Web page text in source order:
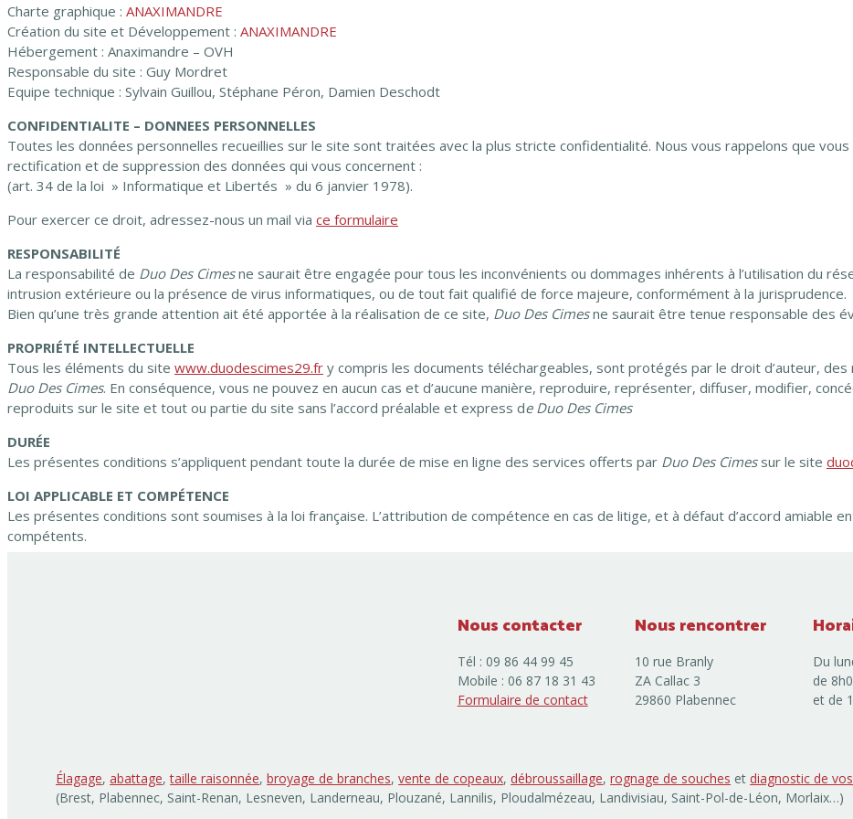
Charte graphique : ANAXIMANDRE
Création du site et Développement : ANAXIMANDRE
Hébergement : Anaximandre – OVH
Responsable du site : Guy Mordret
Equipe technique : Sylvain Guillou, Stéphane Péron, Damien Deschodt
CONFIDENTIALITE – DONNEES PERSONNELLES
Toutes les données personnelles recueillies sur le site sont traitées avec la plus stricte confidentialité. Nous vous rappelons que vous
rectification et de suppression des données qui vous concernent :
(art. 34 de la loi » Informatique et Libertés » du 6 janvier 1978).
Pour exercer ce droit, adressez-nous un mail via ce formulaire
RESPONSABILITÉ
La responsabilité de Duo Des Cimesne saurait être engagée pour tous les inconvénients ou dommages inhérents à l’utilisation du
intrusion extérieure ou la présence de virus informatiques, ou de tout fait qualifié de force majeure, conformément à la jurisprudence.
Bien qu’une très grande attention ait été apportée à la réalisation de ce site, Duo Des Cimesne saurait être tenue responsable des
PROPRIÉTÉ INTELLECTUELLE
Tous les éléments du site www.duodescimes29.fr y compris les documents téléchargeables, sont protégés par le droit d’auteur,
Duo Des Cimes. En conséquence, vous ne pouvez en aucun cas et d’aucune manière, reproduire, représenter, diffuser, modifier,
reproduits sur le site et tout ou partie du site sans l’accord préalable et express de Duo Des Cimes
DURÉE
Les présentes conditions s’appliquent pendant toute la durée de mise en ligne des services offerts par Duo Des Cimessur le site
LOI APPLICABLE ET COMPÉTENCE
Les présentes conditions sont soumises à la loi française. L’attribution de compétence en cas de litige, et à défaut d’accord amiable
compétents.
Nous contacter
Tél : 09 86 44 99 45
Mobile : 06 87 18 31 43
Formulaire de contact
Nous rencontrer
10 rue Branly
ZA Callac 3
29860 Plabennec
Du
de
et de
Élagage,abattage,taille raisonnée,broyage de branches,vente de copeaux,débroussaillage,rognage de souches etdiagnostic de
(Brest, Plabennec, Saint-Renan, Lesneven, Landerneau, Plouzané, Lannilis, Ploudalmézeau, Landivisiau, Saint-Pol-de-Léon, Morlaix…)